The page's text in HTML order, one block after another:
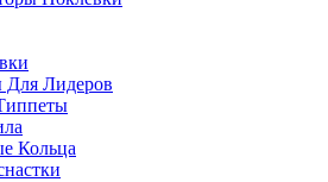
Для Лидеров
Кольца